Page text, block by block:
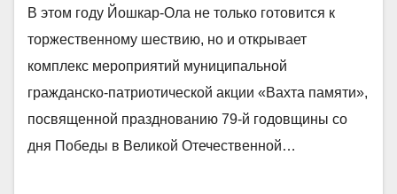
В этом году Йошкар-Ола не только готовится к
торжественному шествию, но и открывает
комплекс мероприятий муниципальной
гражданско-патриотической акции «Вахта памяти»,
посвященной празднованию 79-й годовщины со
дня Победы в Великой Отечественной…